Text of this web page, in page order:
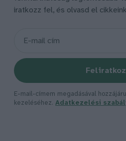
iratkozz fel, és olvasd el
E-mail-címem megadásával
kezeléséhez. Adatkezelési